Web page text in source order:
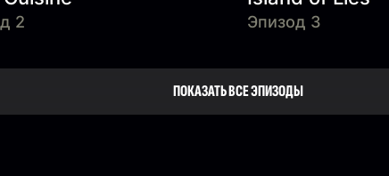
2 Эпизод 3
ПОКАЗАТЬ ВСЕ ЭПИЗОДЫ